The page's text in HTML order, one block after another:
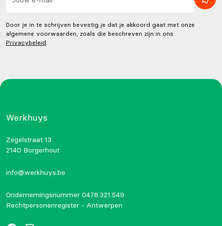
Door je in te schrijven bevestig je dat je akkoord gaat met onze
algemene voorwaarden, zoals die beschreven zijn in ons
Privacybeleid
Werkhuys
Zegelstraat 13
2140 Borgerhout
info@werkhuys.be
Ondernemingsnummer 0478.321.549
Rechtpersonenregister - Antwerpen